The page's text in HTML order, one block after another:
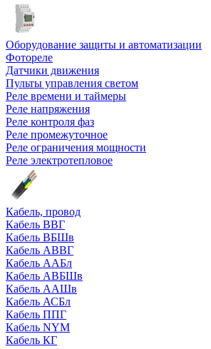
Оборудование защиты и автоматизации
Фотореле
Датчики движения
Пульты управления светом
Реле времени и таймеры
Реле напряжения
Реле контроля фаз
Реле промежуточное
Реле ограничения мощности
Реле электротепловое
Кабель, провод
Кабель ВВГ
Кабель ВБШв
Кабель АВВГ
Кабель ААБл
Кабель АВБШв
Кабель ААШв
Кабель АСБл
Кабель ППГ
Кабель NYM
Кабель КГ